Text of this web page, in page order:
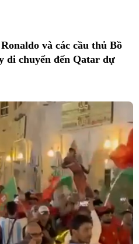
và các cầu thủ Bồ
di chuyển đến Qatar dự